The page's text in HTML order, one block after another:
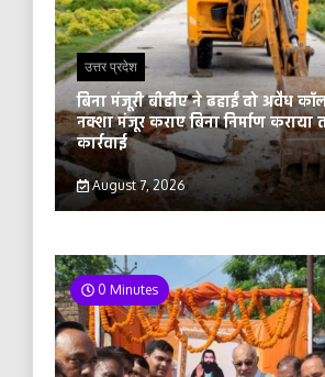
उत्तर प्रदेश
बिना मंजूरी बीडीए ने ढहाईं दो अवैध
नक्शा मंजूर कराए बिना निर्माण कराया
कार्रवाई
August 7, 2026
0 Minutes